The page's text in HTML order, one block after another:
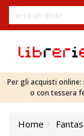
Per gli acquisti
o con tessera
Home